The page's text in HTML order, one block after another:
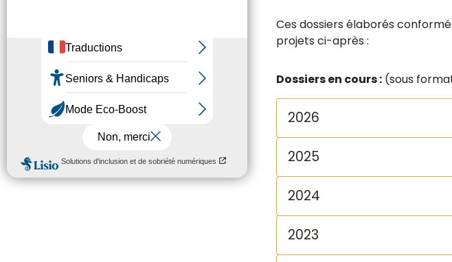
Ces dossiers élaborés
projets ci-après :
Dossiers en cours : (sous
2026
2025
2024
2023